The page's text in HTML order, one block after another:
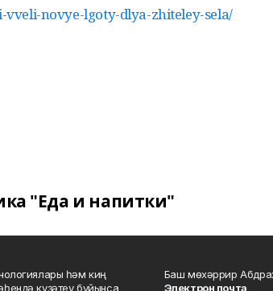
novye-lgoty-dlya-zhiteley-sela/
"Еда и напитки"
һәм киң
күҙәтеү буйынса
Баш мөхәррир
Электрон почта